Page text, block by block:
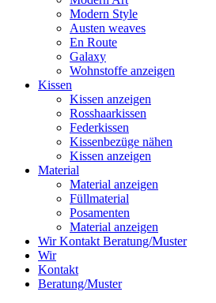
Modern Style
Austen weaves
En Route
Galaxy
Wohnstoffe anzeigen
Kissen
Kissen anzeigen
Rosshaarkissen
Federkissen
Kissenbezüge nähen
Kissen anzeigen
Material
Material anzeigen
Füllmaterial
Posamenten
Material anzeigen
WirKontakt Beratung/Muster
Wir
Kontakt
Beratung/Muster